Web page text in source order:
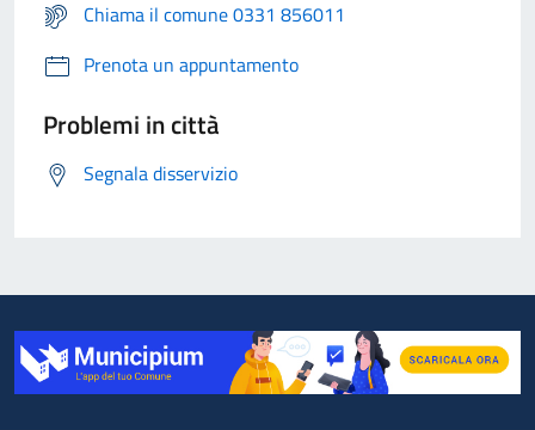
Chiama il comune 0331 856011
Prenota un appuntamento
Problemi in città
Segnala disservizio